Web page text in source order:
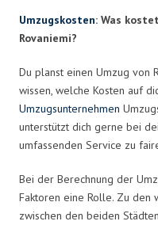
Umzugskosten: Was
Rovaniemi?
Du planst einen Umzug von
wissen, welche Kosten auf
Umzugsunternehmen
unterstützt dich gerne bei
umfassenden Service zu
Bei der Berechnung der
Faktoren eine Rolle. Zu den
zwischen den beiden